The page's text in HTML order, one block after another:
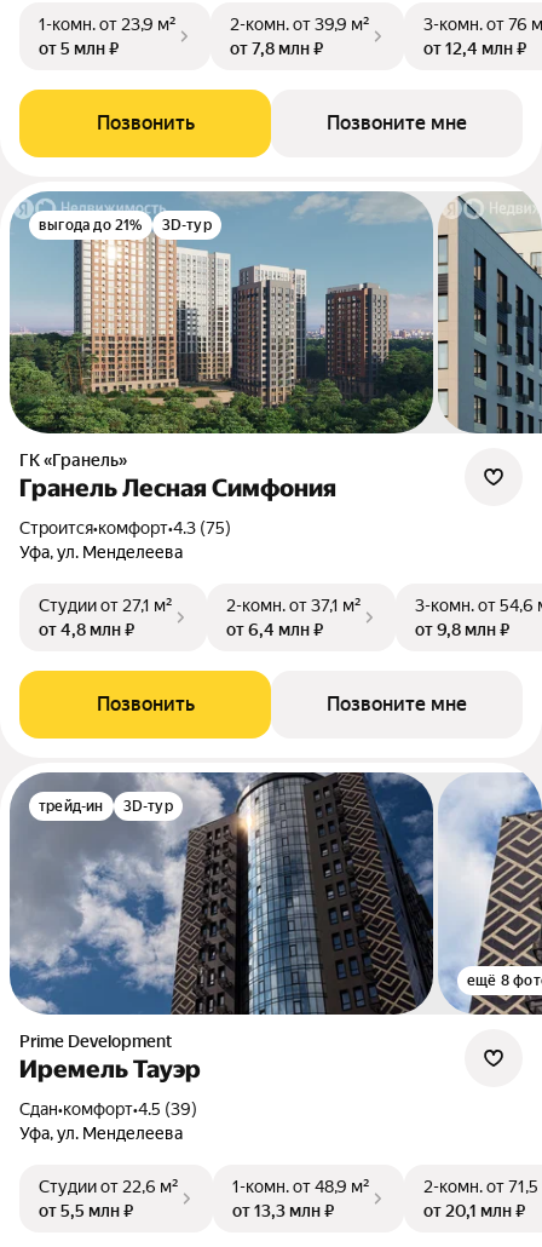
1-комн.от 23,9 м²
от 5 млн ₽
2-комн.от 39,9 м²
от 7,8 млн ₽
3-комн.от 76
от 12,4 млн ₽
Позвонить Позвоните мне
выгода до 21% 3D-тур
ГК «Гранель»
Гранель Лесная Симфония
Строится•комфорт•4.3 (75)
Уфа, ул. Менделеева
Студииот 27,1 м²
от 4,8 млн ₽
2-комн.от 37,1 м²
от 6,4 млн ₽
3-комн.от 54,6
от 9,8 млн ₽
Позвонить Позвоните мне
трейд-ин 3D-тур
ещё 8
Prime Development
Иремель Тауэр
Сдан•комфорт•4.5 (39)
Уфа, ул. Менделеева
Студииот 22,6 м²
от 5,5 млн ₽
1-комн.от 48,9 м²
от 13,3 млн ₽
2-комн.от
от 20,1 млн ₽